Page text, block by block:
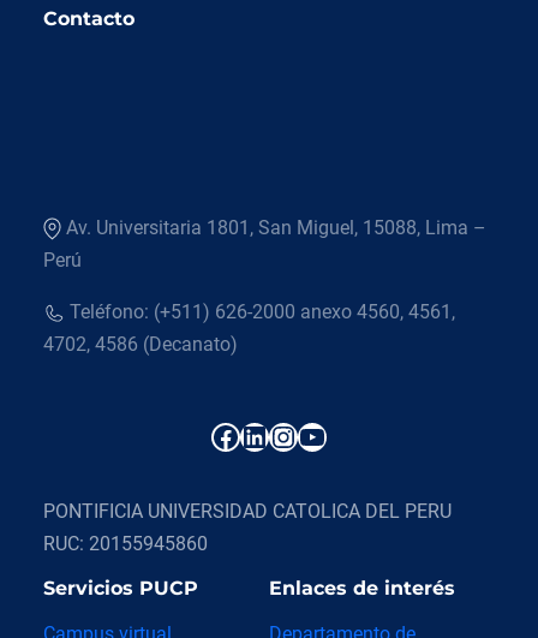
Contacto
Av. Universitaria 1801, San Miguel, 15088, Lima –
Perú
Teléfono: (+511) 626-2000 anexo 4560, 4561,
4702, 4586 (Decanato)
Facebook LinkedIn InstagramYouTube
PONTIFICIA UNIVERSIDAD CATOLICA DEL PERU
RUC: 20155945860
Servicios PUCP
Enlaces de interés